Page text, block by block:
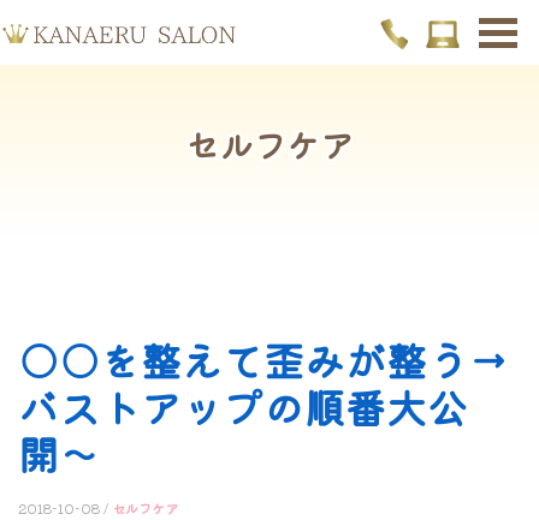
セルフケア
○○を整えて歪みが整う→
バストアップの順番大公
開〜
2018-10-08 / セルフケア